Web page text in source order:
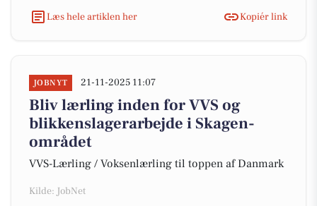
Læs hele artiklen her
Kopiér link
JOBNYT 21-11-2025 11:07
Bliv lærling inden for VVS og
blikkenslagerarbejde i Skagen-
området
VVS-Lærling / Voksenlærling til toppen af Danmark
Kilde: JobNet